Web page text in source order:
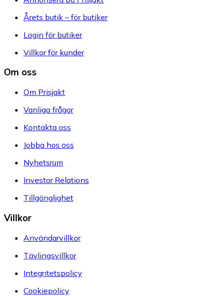
Årets butik – för butiker
Login för butiker
Villkor för kunder
Om oss
Om Prisjakt
Vanliga frågor
Kontakta oss
Jobba hos oss
Nyhetsrum
Investor Relations
Tillgänglighet
Villkor
Användarvillkor
Tävlingsvillkor
Integritetspolicy
Cookiepolicy